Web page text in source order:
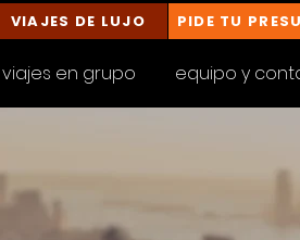
VIAJES DE LUJO PIDE TU
viajes en grupo equipo y